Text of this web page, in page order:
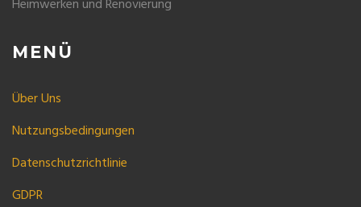
Heimwerken und Renovierung
MENÜ
Über Uns
Nutzungsbedingungen
Datenschutzrichtlinie
GDPR